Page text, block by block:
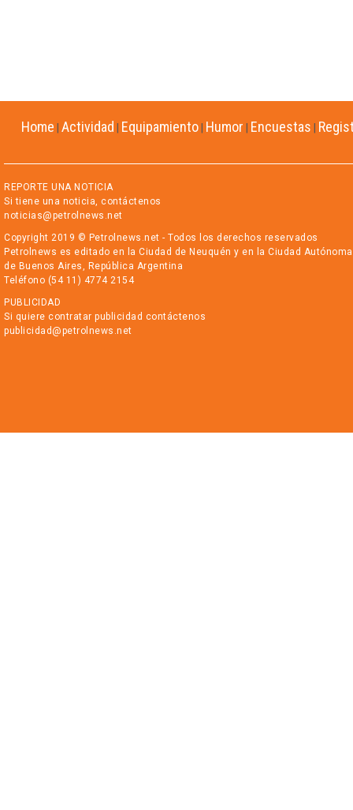
Home Actividad Equipamiento Humor Encuestas
REPORTE UNA NOTICIA
Si tiene una noticia, contáctenos
noticias@petrolnews.net
Copyright 2019 © Petrolnews.net - Todos los derechos reservados
Petrolnews es editado en la Ciudad de Neuquén y en la Ciudad Autónoma
de Buenos Aires, República Argentina
Teléfono (54 11) 4774 2154
PUBLICIDAD
Si quiere contratar publicidad contáctenos
publicidad@petrolnews.net